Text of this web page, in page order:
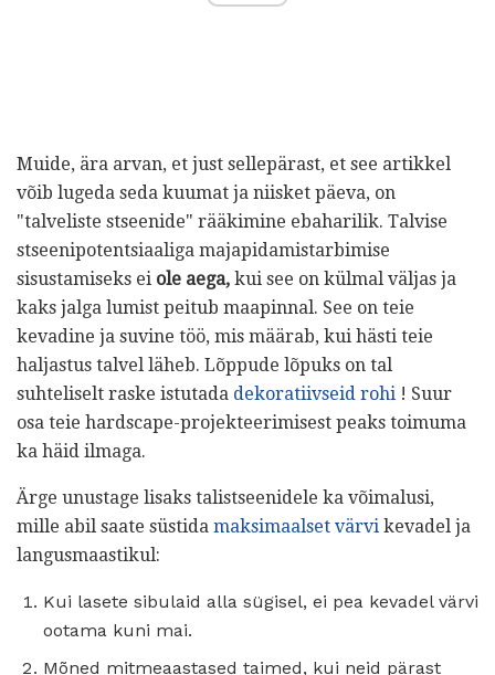
Muide, ära arvan, et just sellepärast, et see artikkel
võib lugeda seda kuumat ja niisket päeva, on
"talveliste stseenide" rääkimine ebaharilik. Talvise
stseenipotentsiaaliga majapidamistarbimise
sisustamiseks ei ole aega, kui see on külmal väljas ja
kaks jalga lumist peitub maapinnal. See on teie
kevadine ja suvine töö, mis määrab, kui hästi teie
haljastus talvel läheb. Lõppude lõpuks on tal
suhteliselt raske istutada dekoratiivseid rohi ! Suur
osa teie hardscape-projekteerimisest peaks toimuma
ka häid ilmaga.
Ärge unustage lisaks talistseenidele ka võimalusi,
mille abil saate süstida maksimaalset värvi kevadel ja
langusmaastikul:
Kui lasete sibulaid alla sügisel, ei pea kevadel värvi
ootama kuni mai.
Mõned mitmeaastased taimed, kui neid pärast